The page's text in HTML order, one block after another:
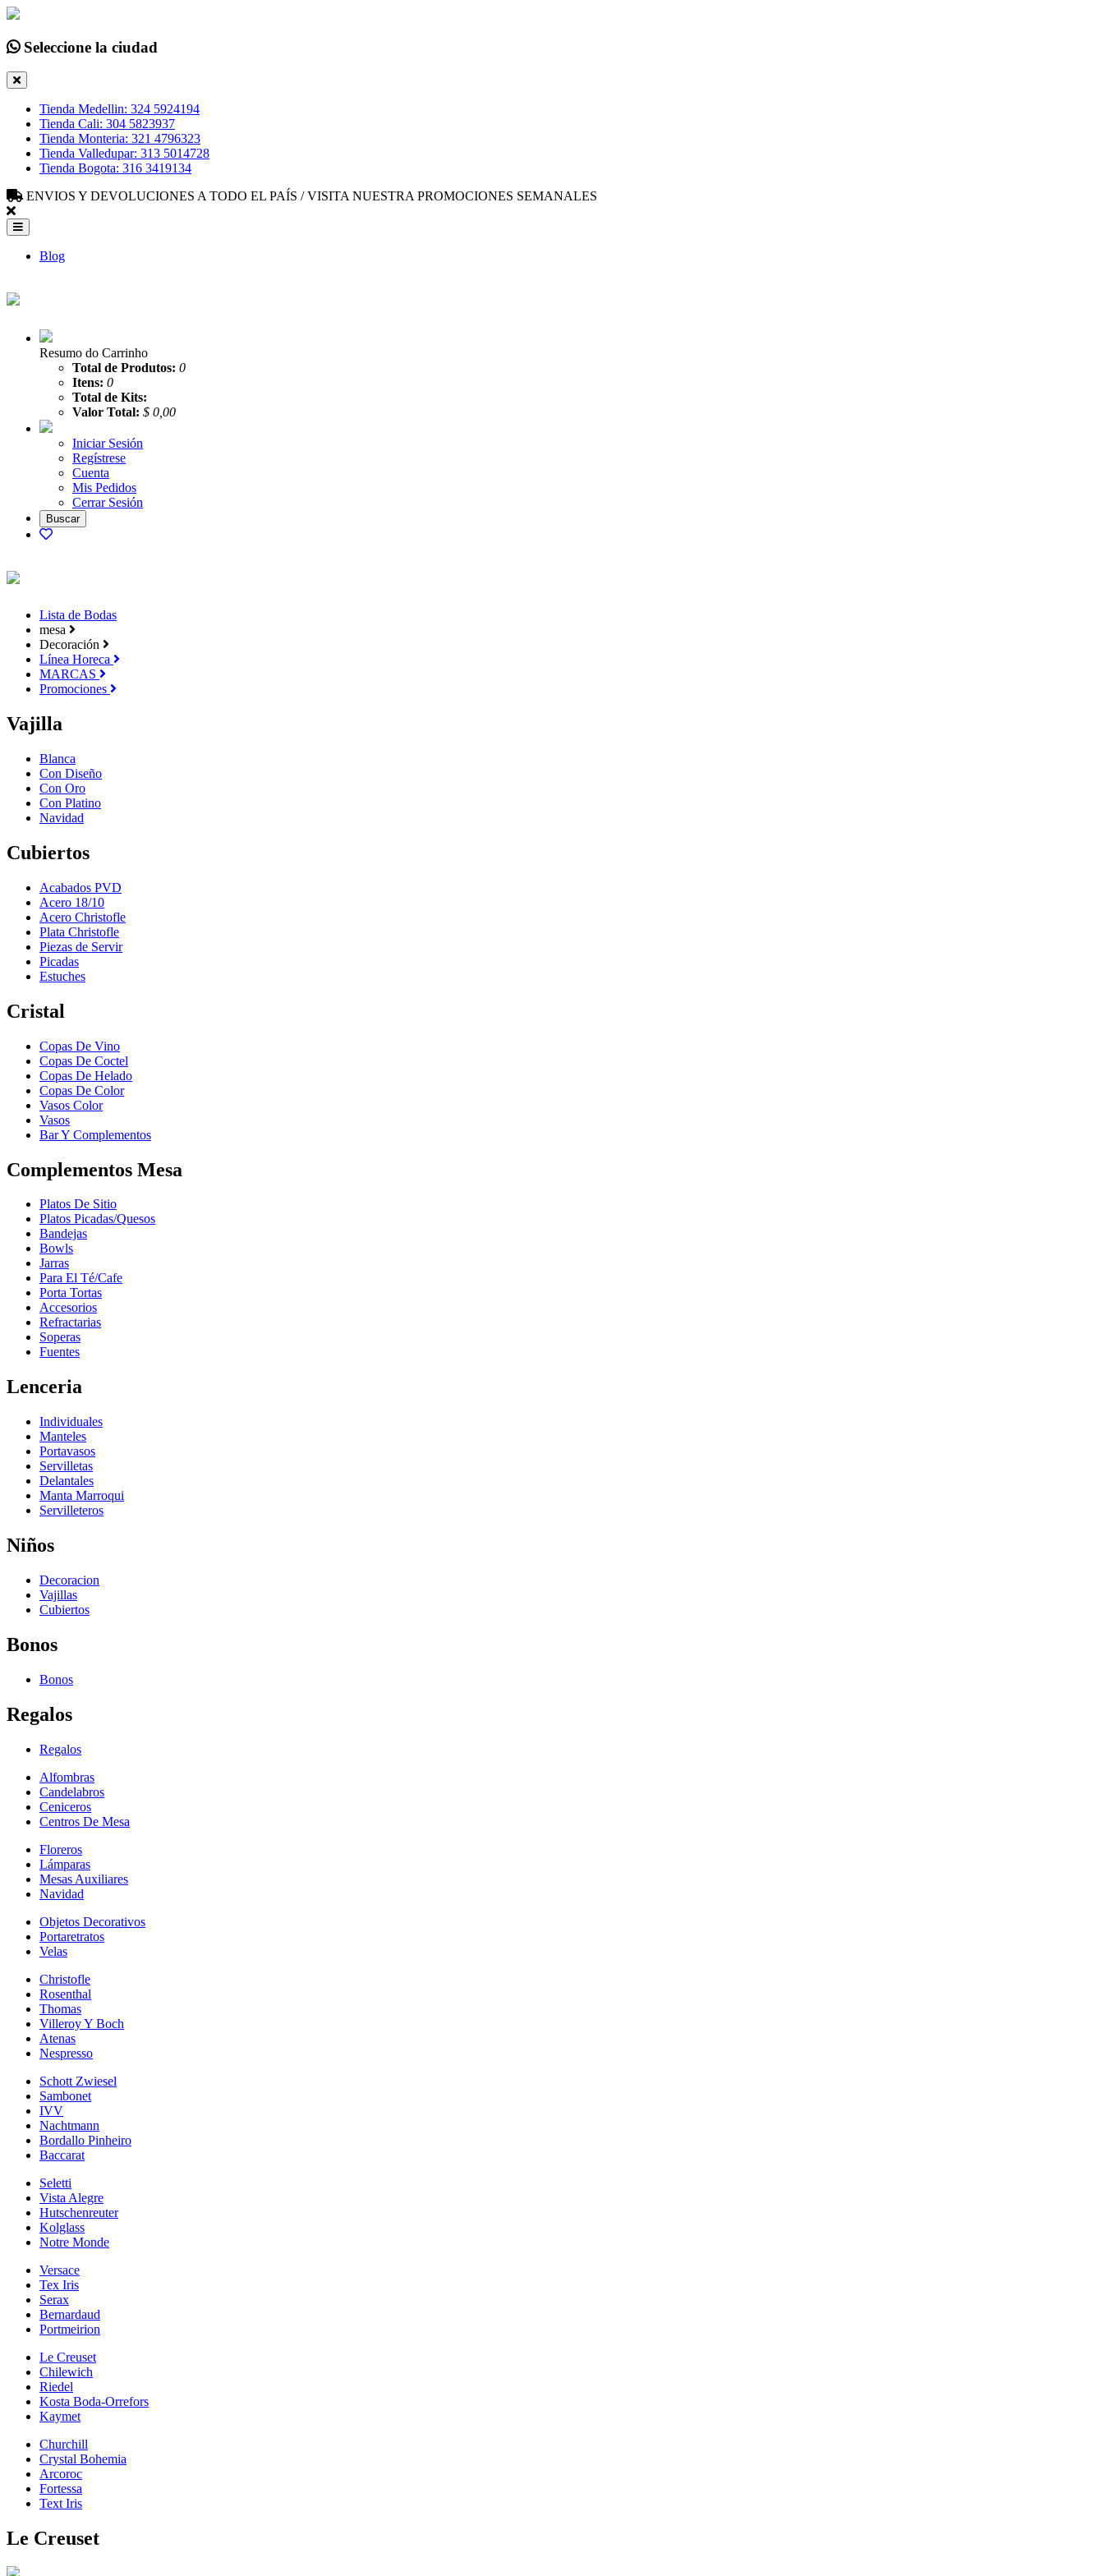
Seleccione la ciudad
Tienda Medellin: 324 5924194
Tienda Cali: 304 5823937
Tienda Monteria: 321 4796323
Tienda Valledupar: 313 5014728
Tienda Bogota: 316 3419134
ENVIOS Y DEVOLUCIONES A TODO EL PAÍS / VISITA NUESTRA PROMOCIONES SEMANALES
Blog
Resumo do Carrinho
Total de Produtos: 0
Itens: 0
Total de Kits:
Valor Total: $ 0,00
Iniciar Sesión
Regístrese
Cuenta
Mis Pedidos
Cerrar Sesión
Lista de Bodas
mesa
Decoración
Línea Horeca
MARCAS
Promociones
Vajilla
Blanca
Con Diseño
Con Oro
Con Platino
Navidad
Cubiertos
Acabados PVD
Acero 18/10
Acero Christofle
Plata Christofle
Piezas de Servir
Picadas
Estuches
Cristal
Copas De Vino
Copas De Coctel
Copas De Helado
Copas De Color
Vasos Color
Vasos
Bar Y Complementos
Complementos Mesa
Platos De Sitio
Platos Picadas/Quesos
Bandejas
Bowls
Jarras
Para El Té/Cafe
Porta Tortas
Accesorios
Refractarias
Soperas
Fuentes
Lenceria
Individuales
Manteles
Portavasos
Servilletas
Delantales
Manta Marroqui
Servilleteros
Niños
Decoracion
Vajillas
Cubiertos
Bonos
Bonos
Regalos
Regalos
Alfombras
Candelabros
Ceniceros
Centros De Mesa
Floreros
Lámparas
Mesas Auxiliares
Navidad
Objetos Decorativos
Portaretratos
Velas
Christofle
Rosenthal
Thomas
Villeroy Y Boch
Atenas
Nespresso
Schott Zwiesel
Sambonet
IVV
Nachtmann
Bordallo Pinheiro
Baccarat
Seletti
Vista Alegre
Hutschenreuter
Kolglass
Notre Monde
Versace
Tex Iris
Serax
Bernardaud
Portmeirion
Le Creuset
Chilewich
Riedel
Kosta Boda-Orrefors
Kaymet
Churchill
Crystal Bohemia
Arcoroc
Fortessa
Text Iris
Le Creuset